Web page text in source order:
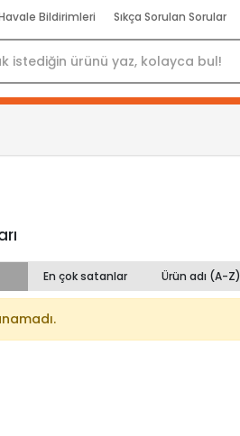
Bildirimleri Sıkça Sorulan Sorular
En çok satanlar Ürün adı (A-Z)